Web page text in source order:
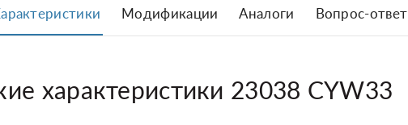
Модификации Аналоги Вопрос-ответ
характеристики 23038 CYW33